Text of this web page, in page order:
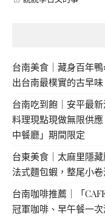
台南美食｜藏身百年
出台南最樸實的古早味
台南吃到飽｜安平最
料理現點現做無限供
中餐廳」期間限定
台東美食｜太麻里隱
法式麵包蝦，整尾小卷
台南咖啡推薦｜「
冠軍咖啡、早午餐一次